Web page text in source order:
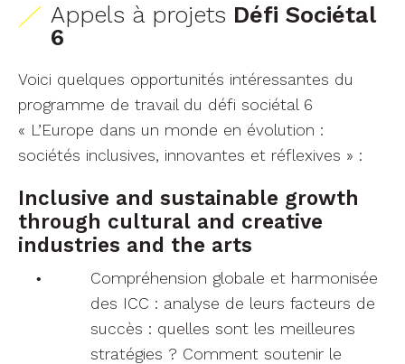
Appels à projets Défi Sociétal
6
Voici quelques opportunités intéressantes du
programme de travail du défi sociétal 6
« L’Europe dans un monde en évolution :
sociétés inclusives, innovantes et réflexives » :
Inclusive and sustainable growth
through cultural and creative
industries and the arts
Compréhension globale et harmonisée
des ICC : analyse de leurs facteurs de
succès : quelles sont les meilleures
stratégies ? Comment soutenir le